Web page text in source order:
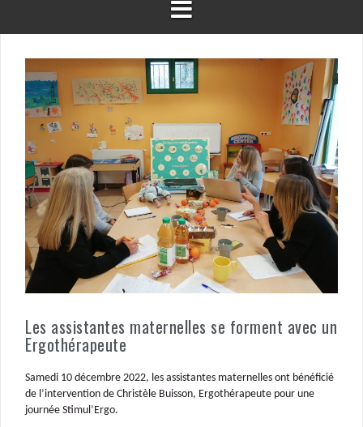
Les assistantes maternelles se forment avec un
Ergothérapeute
Samedi 10 décembre 2022, les assistantes maternelles ont bénéficié
de l’intervention de Christèle Buisson, Ergothérapeute pour une
journée Stimul’Ergo.